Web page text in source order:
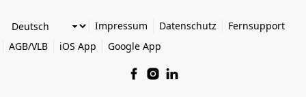
Impressum Datenschutz
Fernsupport
AGB/VLB
iOS App Google App